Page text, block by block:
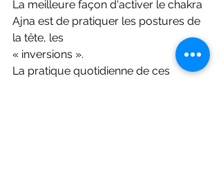
La meilleure façon d'activer le chakra
Ajna est de pratiquer les postures de
la tête, les
« inversions ».
La pratique quotidienne de ces